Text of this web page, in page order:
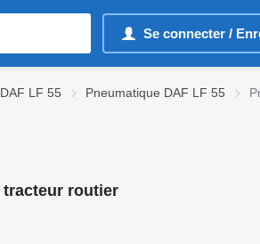
Se connecter /
LF 55 Pneumatique DAF LF 55
tracteur routier